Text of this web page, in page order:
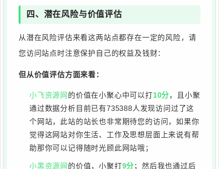
四、潜在风险与价值评估
从潜在风险评估来看这两站点都存在一定的风险，请
您访问站点时注意保护自己的权益及钱财：
但从价值评估方面来看：
小飞资源网 的价值在小聚心中可以打10分，且小聚
通过数据分析目前已有735388人发现访问过了这
个网站，此站的站长也非常期待您的访问，如果你
觉得这网站对你生活、工作及思想层面上来说有帮
助那你可以记得随时光顾此网站哦；
小黑资源网 的价值，小聚打9分；然后我也通过后